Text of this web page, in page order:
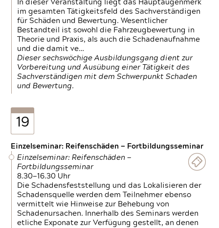
In dieser Veranstaltung liegt das Hauptaugenmerk
im gesamten Tätigkeitsfeld des Sachverständigen
für Schäden und Bewertung. Wesentlicher
Bestandteil ist sowohl die Fahrzeugbewertung in
Theorie und Praxis, als auch die Schadenaufnahme
und die damit ve…
Dieser sechswöchige Ausbildungsgang dient zur
Vorbereitung und Ausübung einer Tätigkeit des
Sachverständigen mit dem Schwerpunkt Schaden
und Bewertung.
19
Einzelseminar: Reifenschäden — Fortbildungsseminar
Einzelseminar: Reifenschäden —
Fortbildungsseminar
8.30—16.30 Uhr
Die Schadensfeststellung und das Lokalisieren der
Schadensquelle werden dem Teilnehmer ebenso
vermittelt wie Hinweise zur Behebung von
Schadenursachen. Innerhalb des Seminars werden
etliche Exponate zur Verfügung gestellt, an denen